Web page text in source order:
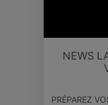
NEWS
PRÉPAREZ